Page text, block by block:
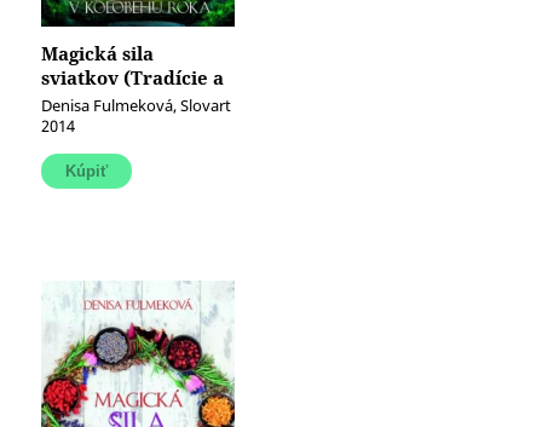
Magická sila
sviatkov (Tradície a
čary v kolobehu
roka)
Denisa Fulmeková, Slovart
2014